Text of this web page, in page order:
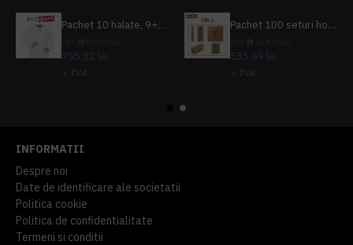
Pachet 10 halate, 9+1 gratuit
755,82 lei
+ TVA
Pachet 100 seturi hoteliere, set dentar, set barbierit, casca de dus, pila unghii, set cusut
533,69 lei
+ TVA
INFORMATII
Despre noi
Date de identificare ale societatii
Politica cookie
Politica de confidentialitate
Termeni si conditii